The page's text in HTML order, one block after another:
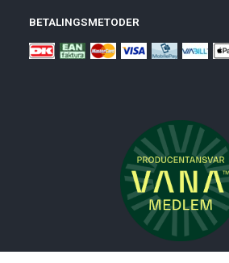
BETALINGSMETODER